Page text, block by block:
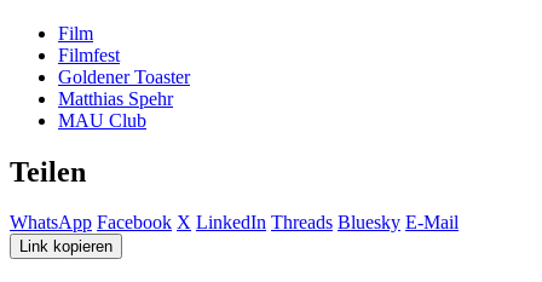
Film
Filmfest
Goldener Toaster
Matthias Spehr
MAU Club
Teilen
WhatsApp Facebook X LinkedIn Threads Bluesky E-Mail
Link kopieren